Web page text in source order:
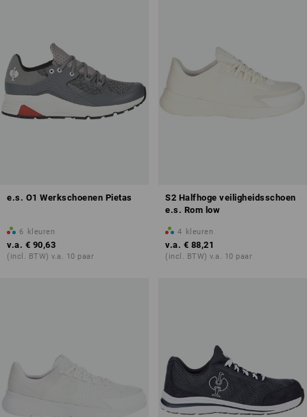
e.s. O1 Werkschoenen Pietas
6 kleuren
v.a. € 90,63
(incl. BTW) v.a. 10 paar
S2 Halfhoge veiligheidsschoen
e.s. Rom low
4 kleuren
v.a. € 88,21
(incl. BTW) v.a. 10 paar